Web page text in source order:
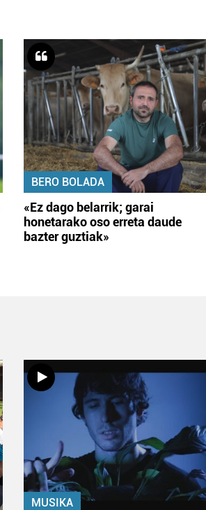
BERO BOLADA
«Ez dago belarrik; garai
honetarako oso erreta daude
bazter guztiak»
MUSIKA